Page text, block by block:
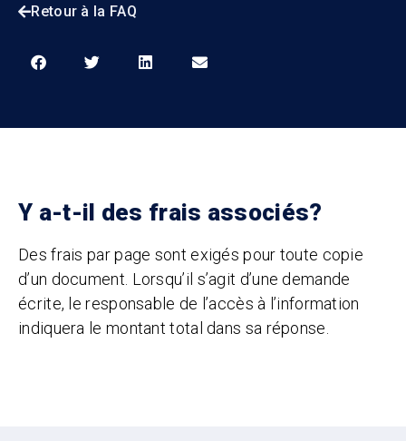
Retour à la FAQ
Y a-t-il des frais associés?
Des frais par page sont exigés pour toute copie
d’un document. Lorsqu’il s’agit d’une demande
écrite, le responsable de l’accès à l’information
indiquera le montant total dans sa réponse.